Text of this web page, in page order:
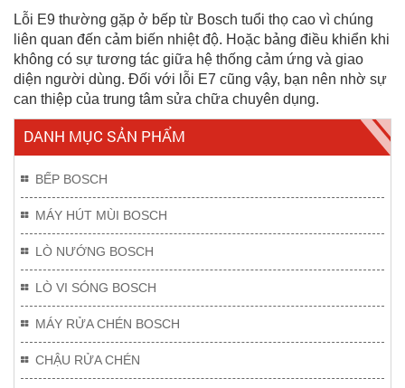
Lỗi E9 thường gặp ở bếp từ Bosch tuổi thọ cao vì chúng
liên quan đến cảm biến nhiệt độ. Hoặc bảng điều khiển khi
không có sự tương tác giữa hệ thống cảm ứng và giao
diện người dùng. Đối với lỗi E7 cũng vậy, bạn nên nhờ sự
can thiệp của trung tâm sửa chữa chuyên dụng.
DANH MỤC SẢN PHẨM
BẾP BOSCH
MÁY HÚT MÙI BOSCH
LÒ NƯỚNG BOSCH
LÒ VI SÓNG BOSCH
MÁY RỬA CHÉN BOSCH
CHẬU RỬA CHÉN